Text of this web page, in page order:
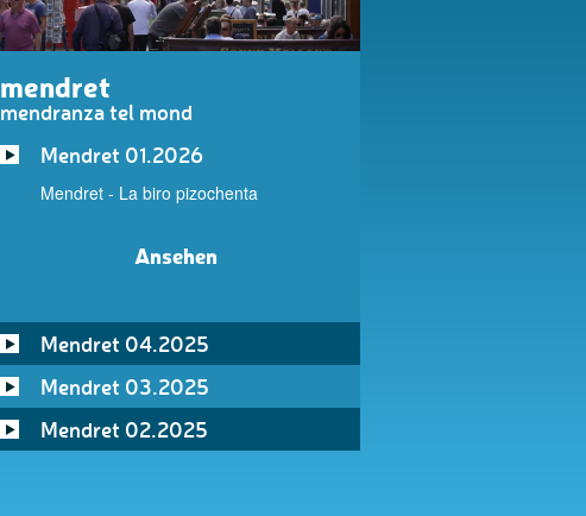
mendret
mendranza tel mond
Mendret 01.2026
Mendret - La biro pizochenta
Ansehen
Mendret 04.2025
Mendret 03.2025
Mendret 02.2025